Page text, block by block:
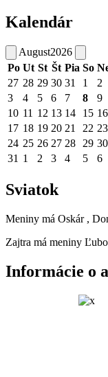
Kalendár
August2026
Po Ut St Št Pia So
27 28 29 30 31 1
2
3
4 5 6 7 8
9
10 11 12 13 14 15 16
17 18 19 20 21 22 23
24 25 26 27 28 29 30
31 1 2 3 4 5 6
Sviatok
Meniny má Oskár ,
Zajtra má meniny
Informácie o